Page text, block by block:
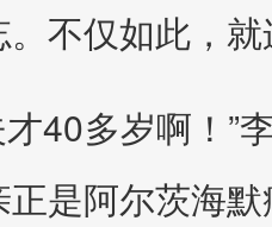
不仅如此，
才40多岁啊！
是阿尔茨海